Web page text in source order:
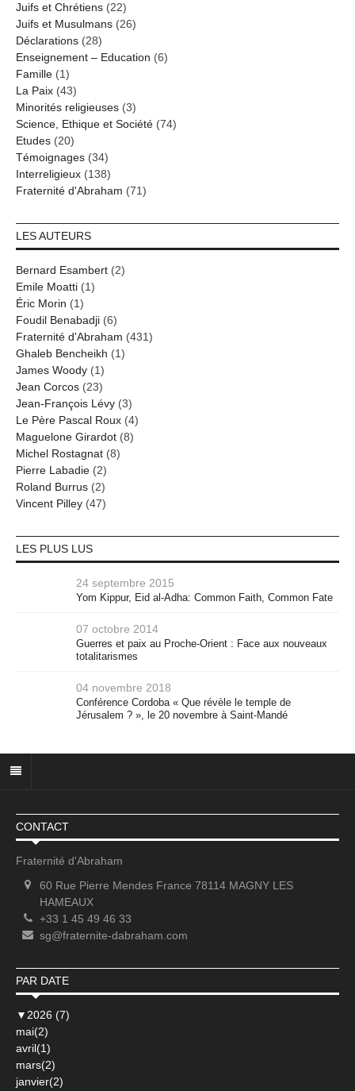
Juifs et Chrétiens (22)
Juifs et Musulmans (26)
Déclarations (28)
Enseignement – Education (6)
Famille (1)
La Paix (43)
Minorités religieuses (3)
Science, Ethique et Société (74)
Etudes (20)
Témoignages (34)
Interreligieux (138)
Fraternité d'Abraham (71)
LES AUTEURS
Bernard Esambert (2)
Emile Moatti (1)
Éric Morin (1)
Foudil Benabadji (6)
Fraternité d'Abraham (431)
Ghaleb Bencheikh (1)
James Woody (1)
Jean Corcos (23)
Jean-François Lévy (3)
Le Père Pascal Roux (4)
Maguelone Girardot (8)
Michel Rostagnat (8)
Pierre Labadie (2)
Roland Burrus (2)
Vincent Pilley (47)
LES PLUS LUS
24 septembre 2015
Yom Kippur, Eid al-Adha: Common Faith, Common Fate
07 octobre 2014
Guerres et paix au Proche-Orient : Face aux nouveaux
totalitarismes
04 novembre 2018
Conférence Cordoba « Que révèle le temple de
Jérusalem ? », le 20 novembre à Saint-Mandé
CONTACT
Fraternité d'Abraham
60 Rue Pierre Mendes France 78114 MAGNY LES
HAMEAUX
+33 1 45 49 46 33
sg@fraternite-dabraham.com
PAR DATE
▼ 2026 (7)
mai(2)
avril(1)
mars(2)
janvier(2)